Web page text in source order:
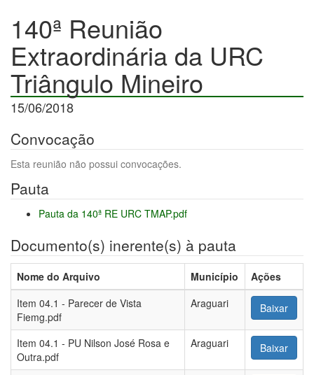
140ª Reunião
Extraordinária da URC
Triângulo Mineiro
15/06/2018
Convocação
Esta reunião não possui convocações.
Pauta
Pauta da 140ª RE URC TMAP.pdf
Documento(s) inerente(s) à pauta
Nome do Arquivo Município
Ações
Item 04.1 - Parecer de Vista
Fiemg.pdf
Araguari Baixar
Item 04.1 - PU Nilson José Rosa e
Outra.pdf
Araguari Baixar